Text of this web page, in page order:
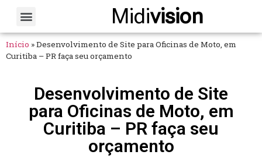
Midivision
Início »Desenvolvimento de Site para Oficinas de Moto, em
Curitiba – PR faça seu orçamento
Desenvolvimento de Site
para Oficinas de Moto, em
Curitiba – PR faça seu
orçamento